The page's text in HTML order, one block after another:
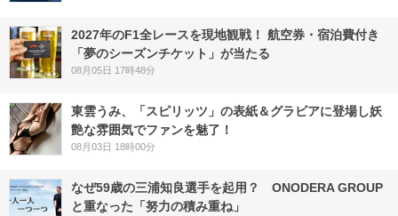
2027年のF1全レースを現地観戦！ 航空券・宿泊費付き
「夢のシーズンチケット」が当たる
08月05日 17時48分
東雲うみ、「スピリッツ」の表紙＆グラビアに登場し妖
艶な雰囲気でファンを魅了！
08月03日 18時00分
なぜ59歳の三浦知良選手を起用？ ONODERA GROUP
と重なった「努力の積み重ね」